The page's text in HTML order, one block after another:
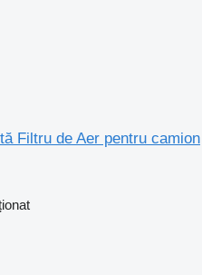
Filtru de Aer pentru camion